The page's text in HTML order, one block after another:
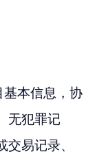
本信息，协
无犯罪记
易记录、